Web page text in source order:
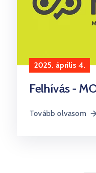
2025. április 4.
Felhívás -
Tovább olvasom